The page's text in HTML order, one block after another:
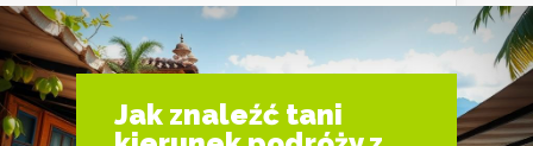
Jak znaleźć tani